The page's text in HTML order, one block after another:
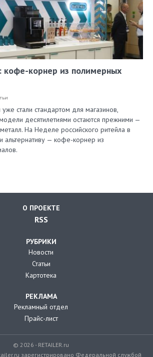
кофе-корнер из полимерных
стали стандартом для магазинов,
десятилетиями остаются прежними —
На Неделе российского ритейла в
альтернативу — кофе-корнер из
О ПРОЕКТЕ
RSS
РУБРИКИ
Новости
Статьи
Картотека
РЕКЛАМА
Рекламный отдел
Прайс-лист
© 2026 - RETAILER.ru
зарегистрировано Федеральной службой